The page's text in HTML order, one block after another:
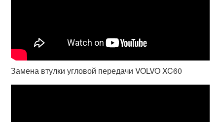
Замена втулки угловой передачи VOLVO XC60